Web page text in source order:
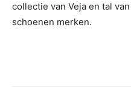
collectie van Veja en tal
schoenen merken.